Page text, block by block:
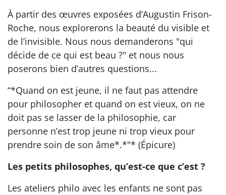
À partir des œuvres exposées d’Augustin Frison-
Roche, nous explorerons la beauté du visible et
de l’invisible. Nous nous demanderons "qui
décide de ce qui est beau ?" et nous nous
poserons bien d’autres questions...
“*Quand on est jeune, il ne faut pas attendre
pour philosopher et quand on est vieux, on ne
doit pas se lasser de la philosophie, car
personne n’est trop jeune ni trop vieux pour
prendre soin de son âme*.*"* (Épicure)
Les petits philosophes, qu’est-ce que c’est ?
Les ateliers philo avec les enfants ne sont pas